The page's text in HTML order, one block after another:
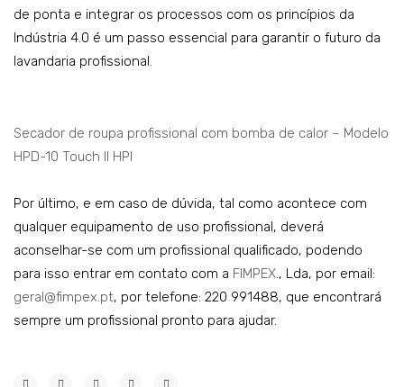
de ponta e integrar os processos com os princípios da
Indústria 4.0 é um passo essencial para garantir o futuro da
lavandaria profissional.
Secador de roupa profissional com bomba de calor – Modelo
HPD-10 Touch II HPI
Por último, e em caso de dúvida, tal como acontece com
qualquer equipamento de uso profissional, deverá
aconselhar-se com um profissional qualificado, podendo
para isso entrar em contato com a FIMPEX., Lda, por email:
geral@fimpex.pt, por telefone: 220 991488, que encontrará
sempre um profissional pronto para ajudar.